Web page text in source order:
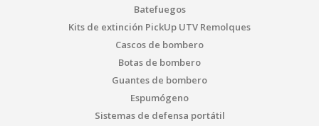
Batefuegos
Kits de extinción PickUp UTV Remolques
Cascos de bombero
Botas de bombero
Guantes de bombero
Espumógeno
Sistemas de defensa portátil